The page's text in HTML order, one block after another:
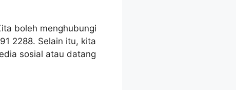
boleh menghubungi
2288. Selain itu, kita
sosial atau datang